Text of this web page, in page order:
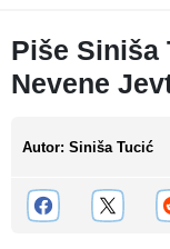
Piše Siniša
Nevene
Autor: Siniša Tucić